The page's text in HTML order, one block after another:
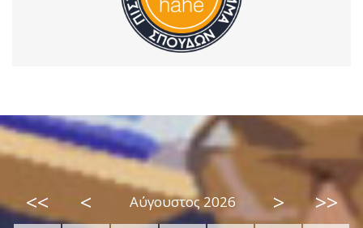
<< < Αύγουστος 2026 > >>